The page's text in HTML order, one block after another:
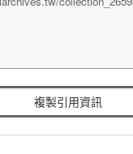
複製引用資訊